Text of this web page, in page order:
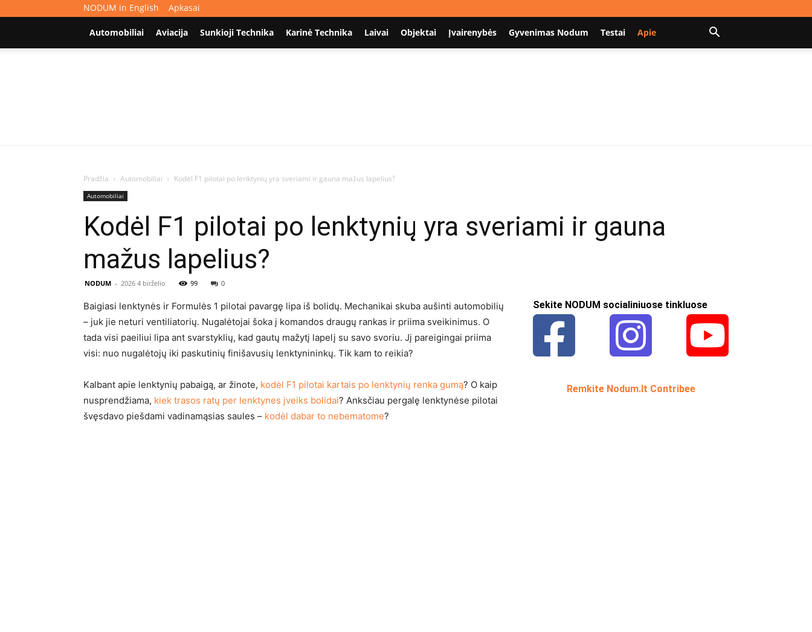
NODUM in English Apkasai
Automobiliai Aviacija Sunkioji Technika Karinė Technika Laivai Objektai Įvairenybės Gyvenimas Nodum Testai Apie
Pradžia Automobiliai Kodėl F1 pilotai po lenktynių yra sveriami ir gauna mažus lapelius?
Automobiliai
Kodėl F1 pilotai po lenktynių yra sveriami ir gauna
mažus lapelius?
NODUM - 2026 4 birželio 99 0
Baigiasi lenktynės ir Formulės 1 pilotai pavargę lipa iš bolidų. Mechanikai skuba aušinti automobilių
– juk jie neturi ventiliatorių. Nugalėtojai šoka į komandos draugų rankas ir priima sveikinimus. O
tada visi paeiliui lipa ant svarstyklių, kad gautų mažytį lapelį su savo svoriu. Jį pareigingai priima
visi: nuo nugalėtojų iki paskutinių finišavusių lenktynininkų. Tik kam to reikia?
Kalbant apie lenktynių pabaigą, ar žinote, kodėl F1 pilotai kartais po lenktynių renka gumą? O kaip
nusprendžiama, kiek trasos ratų per lenktynes įveiks bolidai? Anksčiau pergalę lenktynėse pilotai
švęsdavo piešdami vadinamąsias saules – kodėl dabar to nebematome?
Sekite NODUM socialiniuose tinkluose
Remkite Nodum.lt Contribee